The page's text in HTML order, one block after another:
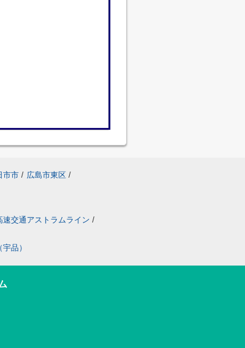
市市 / 広島市東区 /
速交通アストラムライン /
品）